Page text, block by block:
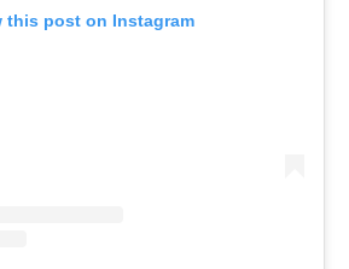
this post on Instagram